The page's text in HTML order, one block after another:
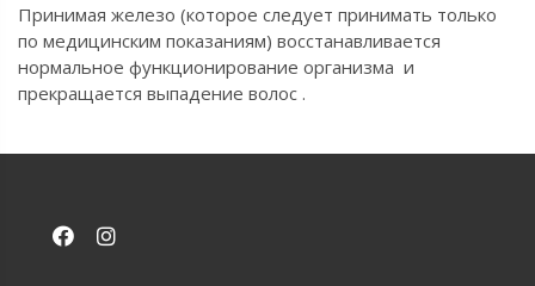
Принимая железо (которое следует принимать только
по медицинским показаниям) восстанавливается
нормальное функционирование организма и
прекращается выпадение волос .